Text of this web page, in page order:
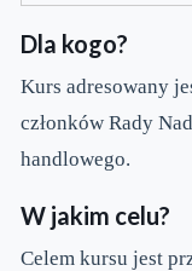
Dla kogo?
Kurs adresowany
członków Rady
handlowego.
W jakim celu?
Celem kursu jest